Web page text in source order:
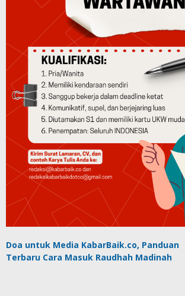
Doa untuk Media KabarBaik.co, Panduan
Terbaru Cara Masuk Raudhah Madinah